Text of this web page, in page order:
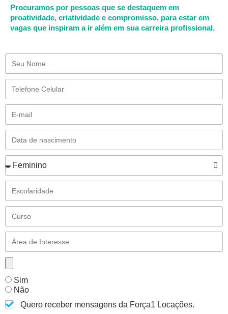
Procuramos por pessoas que se destaquem em
proatividade, criatividade e compromisso, para estar em
vagas que inspiram a ir além em sua carreira profissional.
Sim
Não
Quero receber mensagens da Força1 Locações.